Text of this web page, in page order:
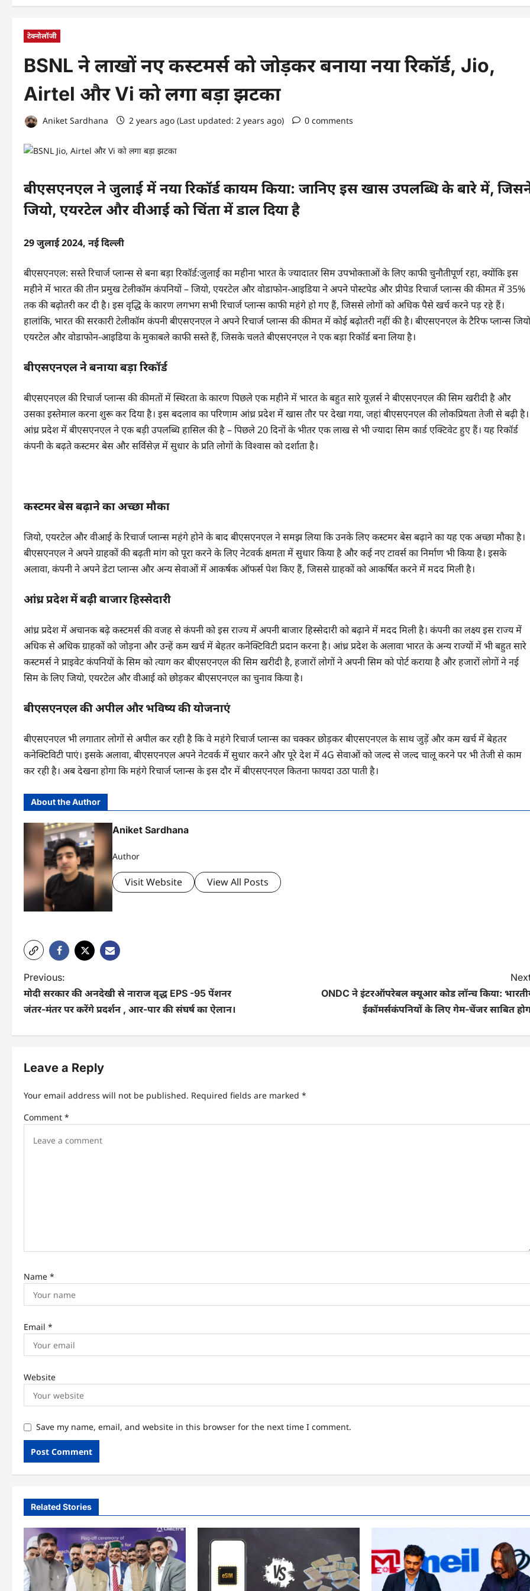
टेक्नोलॉजी
BSNL ने लाखों नए कस्टमर्स को जोड़कर बनाया नया रिकॉर्ड, Jio,
Airtel और Vi को लगा बड़ा झटका
Aniket Sardhana 2 years ago (Last updated: 2 years ago) 0 comments
बीएसएनएल ने जुलाई में नया रिकॉर्ड कायम किया: जानिए इस खास उपलब्धि के बारे में,
जियो, एयरटेल और वीआई को चिंता में डाल दिया है
29 जुलाई 2024, नई दिल्ली
बीएसएनएल: सस्ते रिचार्ज प्लान्स से बना बड़ा रिकॉर्ड:जुलाई का महीना भारत के ज्यादातर सिम उपभोक्ताओं के लिए काफी चुनौतीपूर्ण रहा, क्योंकि इस
महीने में भारत की तीन प्रमुख टेलीकॉम कंपनियों – जियो, एयरटेल और वोडाफोन-आइडिया ने अपने पोस्टपेड और प्रीपेड रिचार्ज प्लान्स की कीमत में 35%
तक की बढ़ोतरी कर दी है। इस वृद्धि के कारण लगभग सभी रिचार्ज प्लान्स काफी महंगे हो गए हैं, जिससे लोगों को अधिक पैसे खर्च करने पड़ रहे हैं।
हालांकि, भारत की सरकारी टेलीकॉम कंपनी बीएसएनएल ने अपने रिचार्ज प्लान्स की कीमत में कोई बढ़ोतरी नहीं की है। बीएसएनएल के टैरिफ प्लान्स
एयरटेल और वोडाफोन-आइडिया के मुकाबले काफी सस्ते हैं, जिसके चलते बीएसएनएल ने एक बड़ा रिकॉर्ड बना लिया है।
बीएसएनएल ने बनाया बड़ा रिकॉर्ड
बीएसएनएल की रिचार्ज प्लान्स की कीमतों में स्थिरता के कारण पिछले एक महीने में भारत के बहुत सारे यूज़र्स ने बीएसएनएल की सिम खरीदी है और
उसका इस्तेमाल करना शुरू कर दिया है। इस बदलाव का परिणाम आंध्र प्रदेश में खास तौर पर देखा गया, जहां बीएसएनएल की लोकप्रियता तेजी से बढ़ी है।
आंध्र प्रदेश में बीएसएनएल ने एक बड़ी उपलब्धि हासिल की है – पिछले 20 दिनों के भीतर एक लाख से भी ज्यादा सिम कार्ड एक्टिवेट हुए हैं। यह रिकॉर्ड
कंपनी के बढ़ते कस्टमर बेस और सर्विसेज़ में सुधार के प्रति लोगों के विश्वास को दर्शाता है।
कस्टमर बेस बढ़ाने का अच्छा मौका
जियो, एयरटेल और वीआई के रिचार्ज प्लान्स महंगे होने के बाद बीएसएनएल ने समझ लिया कि उनके लिए कस्टमर बेस बढ़ाने का यह एक अच्छा मौका है।
बीएसएनएल ने अपने ग्राहकों की बढ़ती मांग को पूरा करने के लिए नेटवर्क क्षमता में सुधार किया है और कई नए टावर्स का निर्माण भी किया है। इसके
अलावा, कंपनी ने अपने डेटा प्लान्स और अन्य सेवाओं में आकर्षक ऑफर्स पेश किए हैं, जिससे ग्राहकों को आकर्षित करने में मदद मिली है।
आंध्र प्रदेश में बढ़ी बाजार हिस्सेदारी
आंध्र प्रदेश में अचानक बढ़े कस्टमर्स की वजह से कंपनी को इस राज्य में अपनी बाजार हिस्सेदारी को बढ़ाने में मदद मिली है। कंपनी का लक्ष्य इस राज्य में
अधिक से अधिक ग्राहकों को जोड़ना और उन्हें कम खर्च में बेहतर कनेक्टिविटी प्रदान करना है। आंध्र प्रदेश के अलावा भारत के अन्य राज्यों में भी बहुत सारे
कस्टमर्स ने प्राइवेट कंपनियों के सिम को त्याग कर बीएसएनएल की सिम खरीदी है, हजारों लोगों ने अपनी सिम को पोर्ट कराया है और हजारों लोगों ने नई
सिम के लिए जियो, एयरटेल और वीआई को छोड़कर बीएसएनएल का चुनाव किया है।
बीएसएनएल की अपील और भविष्य की योजनाएं
बीएसएनएल भी लगातार लोगों से अपील कर रही है कि वे महंगे रिचार्ज प्लान्स का चक्कर छोड़कर बीएसएनएल के साथ जुड़ें और कम खर्च में बेहतर
कनेक्टिविटी पाएं। इसके अलावा, बीएसएनएल अपने नेटवर्क में सुधार करने और पूरे देश में 4G सेवाओं को जल्द से जल्द चालू करने पर भी तेजी से काम
कर रही है। अब देखना होगा कि महंगे रिचार्ज प्लान्स के इस दौर में बीएसएनएल कितना फायदा उठा पाती है।
About the Author
Aniket Sardhana
Author
Visit Website View All Posts
P
o
n
i
n
Previous:
मोदी सरकार की अनदेखी से नाराज वृद्ध EPS -95 पेंशनर
जंतर-मंतर पर करेंगे प्रदर्शन , आर-पार की संघर्ष का ऐलान।
ONDC ने इंटरऑपरेबल क्यूआर कोड लॉन्च किया:
ईकॉमर्सकंपनियों के लिए गेम-चेंजर साबित
Leave a Reply
Your email address will not be published. Required fields are marked *
Comment *
Name *
Email *
Website
Save my name, email, and website in this browser for the next time I comment.
Related Stories